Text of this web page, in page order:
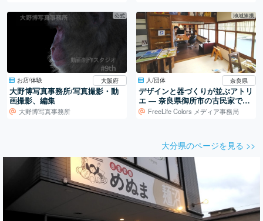
公式
お店/体験 大阪府
大野博写真事務所/写真撮影・動
画撮影、編集
大野博写真事務所
地域連携
人/団体 奈良県
デザインと器づくりが並ぶアトリ
エ ― 奈良県御所市の古民家での
活動FreeLife Colors メディア事務局
大分県のページを見る >>